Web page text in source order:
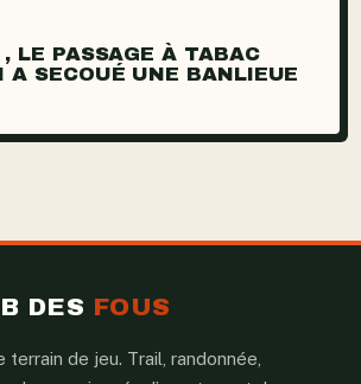
, LE PASSAGE À TABAC
A SECOUÉ UNE BANLIEUE
DES FOUS
de jeu. Trail, randonnée,